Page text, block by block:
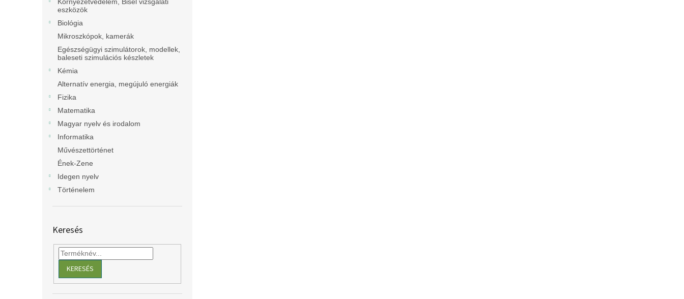
eszközök
Biológia
Mikroszkópok, kamerák
Egészségügyi szimulátorok, modellek,
baleseti szimulációs készletek
Kémia
Alternatív energia, megújuló energiák
Fizika
Matematika
Magyar nyelv és irodalom
Informatika
Művészettörténet
Ének-Zene
Idegen nyelv
Történelem
Keresés
KERESÉS